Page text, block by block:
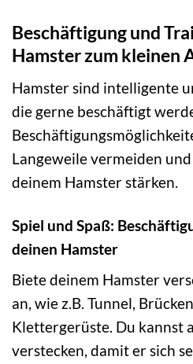
Beschäftigung und
Hamster zum kleinen
Hamster sind intelligente
die gerne beschäftigt
Langeweile vermeiden
deinem Hamster stärken.
Spiel und Spaß:
deinen Hamster
Biete deinem Hamster
an, wie z.B. Tunnel,
Klettergerüste. Du kannst
verstecken, damit er sich